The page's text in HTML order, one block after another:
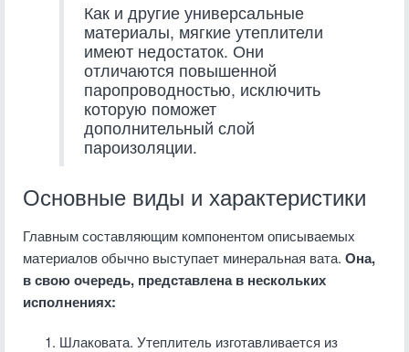
Как и другие универсальные
материалы, мягкие утеплители
имеют недостаток. Они
отличаются повышенной
паропроводностью, исключить
которую поможет
дополнительный слой
пароизоляции.
Основные виды и характеристики
Главным составляющим компонентом описываемых
материалов обычно выступает минеральная вата. Она,
в свою очередь, представлена в нескольких
исполнениях:
Шлаковата. Утеплитель изготавливается из